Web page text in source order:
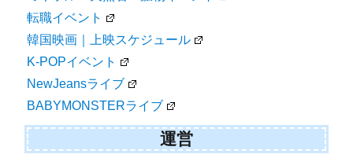
転職イベント
韓国映画｜上映スケジュール
K-POPイベント
NewJeansライブ
BABYMONSTERライブ
運営